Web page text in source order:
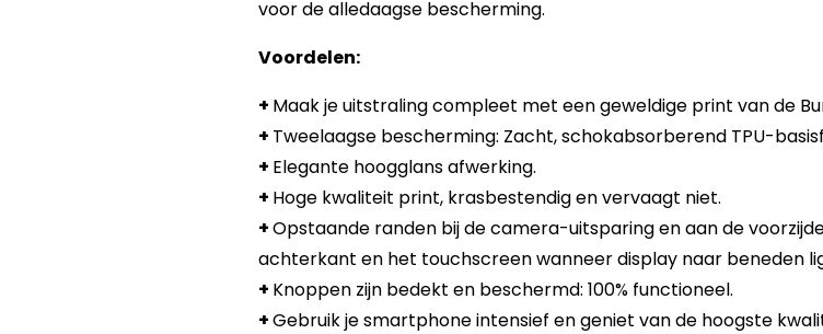
voor de alledaagse bescherming.
Voordelen:
+ Maak je uitstraling compleet met een geweldige print van de
+ Tweelaagse bescherming: Zacht, schokabsorberend TPU-
+ Elegante hoogglans afwerking.
+ Hoge kwaliteit print, krasbestendig en vervaagt niet.
+Opstaande randen bij de camera-uitsparing en aan de
achterkant en het touchscreen wanneer display naar beneden
+ Knoppen zijn bedekt en beschermd: 100% functioneel.
+Gebruik je smartphone intensief en geniet van de hoogste